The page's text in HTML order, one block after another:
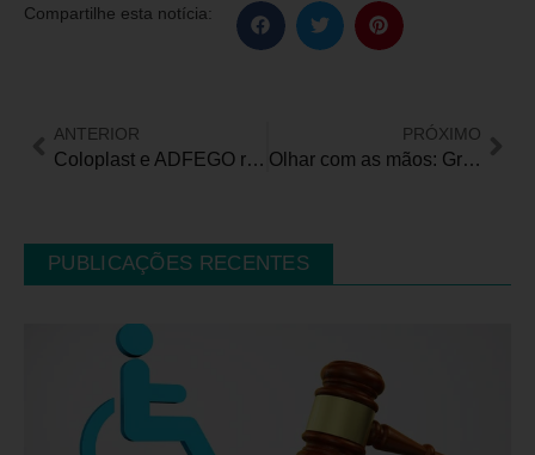
Compartilhe esta notícia:
ANTERIOR
Coloplast e ADFEGO reúnem entidades de todo o Brasil
PRÓXIMO
Olhar com as mãos: Graffiti Pra Cego Ver desbrava novos horizontes na arte urbana
PUBLICAÇÕES RECENTES